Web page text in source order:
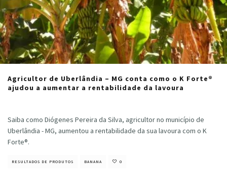
Agricultor de Uberlândia – MG conta como o K Forte®
ajudou a aumentar a rentabilidade da lavoura
Saiba como Diógenes Pereira da Silva, agricultor no município de
Uberlândia - MG, aumentou a rentabilidade da sua lavoura com o K
Forte®.
RESULTADOS DE PRODUTOS BANANA 0